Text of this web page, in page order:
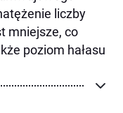
liczby
mniejsze, co
poziom hałasu